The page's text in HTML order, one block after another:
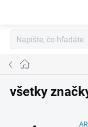
Domov
všetky